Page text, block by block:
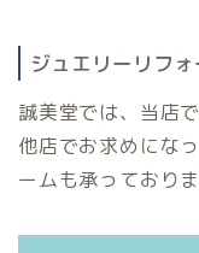
ジュエリーリフ
誠美堂では、当店
他店でお求めにな
ームも承っておりま